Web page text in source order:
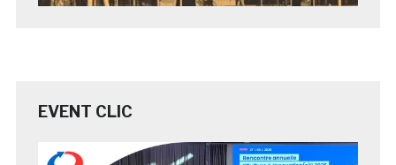
EVENT CLIC